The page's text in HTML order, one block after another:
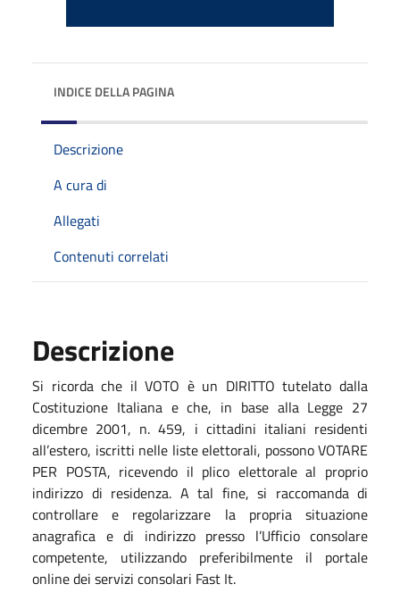
INDICE DELLA PAGINA
Descrizione
A cura di
Allegati
Contenuti correlati
Descrizione
Si ricorda che il VOTO è un DIRITTO tutelato dalla
Costituzione Italiana e che, in base alla Legge 27
dicembre 2001, n. 459, i cittadini italiani residenti
all’estero, iscritti nelle liste elettorali, possono VOTARE
PER POSTA, ricevendo il plico elettorale al proprio
indirizzo di residenza. A tal fine, si raccomanda di
controllare e regolarizzare la propria situazione
anagrafica e di indirizzo presso l’Ufficio consolare
competente, utilizzando preferibilmente il portale
online dei servizi consolari Fast It.